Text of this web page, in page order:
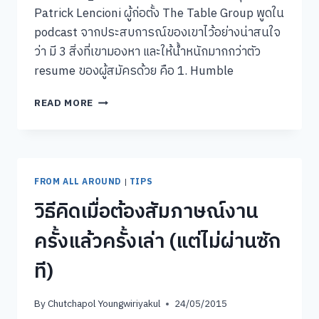
Patrick Lencioni ผู้ก่อตั้ง The Table Group พูดใน
podcast จากประสบการณ์ของเขาไว้อย่างน่าสนใจ
ว่า มี 3 สิ่งที่เขามองหา และให้น้ำหนักมากกว่าตัว
resume ของผู้สมัครด้วย คือ 1. Humble
READ MORE 3
กว่า
ใบ
สมัคร
ของ
คุณ
FROM ALL AROUND | TIPS
วิธีคิดเมื่อต้องสัมภาษณ์งาน
ครั้งแล้วครั้งเล่า (แต่ไม่ผ่านซัก
ที)
ByChutchapol Youngwiriyakul 24/05/2015